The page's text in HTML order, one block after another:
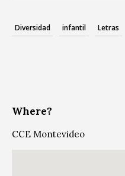
Diversidad infantil Letras
Where?
CCE Montevideo